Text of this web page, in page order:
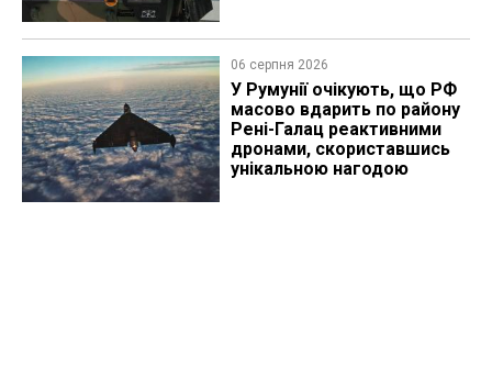
06 серпня 2026
У Румунії очікують, що РФ
масово вдарить по району
Рені-Галац реактивними
дронами, скориставшись
унікальною нагодою